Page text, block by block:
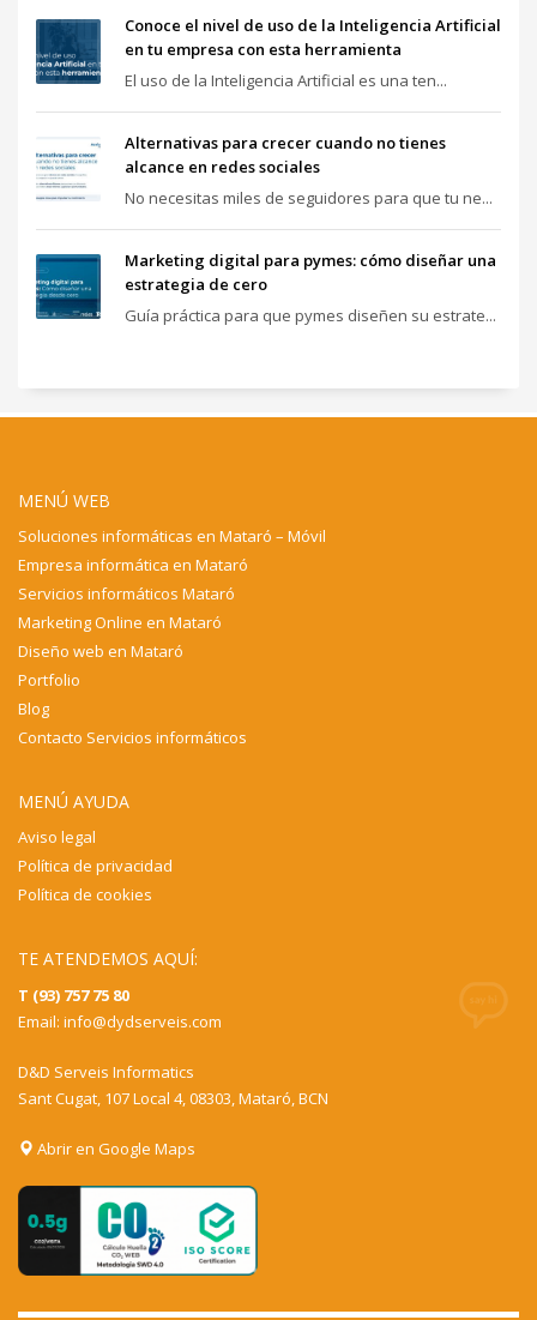
Conoce el nivel de uso de la Inteligencia Artificial
en tu empresa con esta herramienta
El uso de la Inteligencia Artificial es una ten...
Alternativas para crecer cuando no tienes
alcance en redes sociales
No necesitas miles de seguidores para que tu ne...
Marketing digital para pymes: cómo diseñar una
estrategia de cero
Guía práctica para que pymes diseñen su estrate...
MENÚ WEB
Soluciones informáticas en Mataró – Móvil
Empresa informática en Mataró
Servicios informáticos Mataró
Marketing Online en Mataró
Diseño web en Mataró
Portfolio
Blog
Contacto Servicios informáticos
MENÚ AYUDA
Aviso legal
Política de privacidad
Política de cookies
TE ATENDEMOS AQUÍ:
T (93) 757 75 80
Email: info@dydserveis.com
D&D Serveis Informatics
Sant Cugat, 107 Local 4, 08303, Mataró, BCN
Abrir en Google Maps